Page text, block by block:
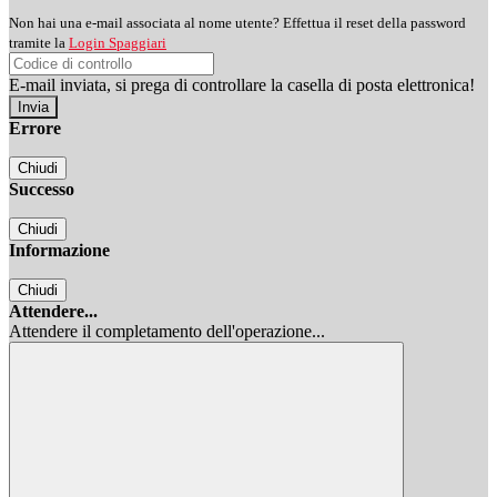
Non hai una e-mail associata al nome utente? Effettua il reset della password
tramite la Login Spaggiari
E-mail inviata, si prega di controllare la casella di posta elettronica!
Errore
Chiudi
Successo
Chiudi
Informazione
Chiudi
Attendere...
Attendere il completamento dell'operazione...